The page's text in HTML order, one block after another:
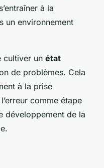
à la
un environnement
cultiver un état
de problèmes. Cela
à la prise
comme étape
développement de la